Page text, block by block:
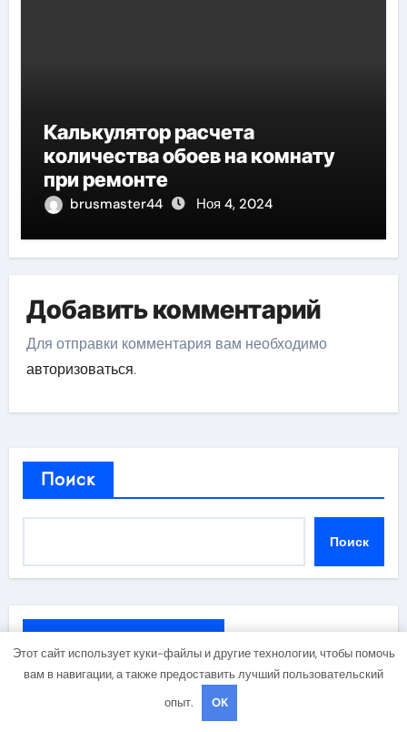
Калькулятор расчета
количества обоев на комнату
при ремонте
brusmaster44 Ноя 4, 2024
Добавить комментарий
Для отправки комментария вам необходимо
авторизоваться.
Поиск
Поиск
Последние Записи
Обзор профессиональных средств для маникюра,
Этот сайт использует куки-файлы и другие технологии, чтобы помочь
вам в навигации, а также предоставить лучший пользовательский
опыт.
OK